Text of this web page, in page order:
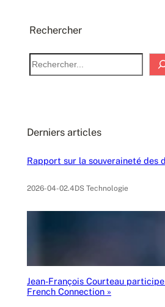
Rechercher
S
e
h
Derniers articles
Rapport sur la souveraineté des
2026-04-02.4DS Technologie
Jean-François Courteau
French Connection »